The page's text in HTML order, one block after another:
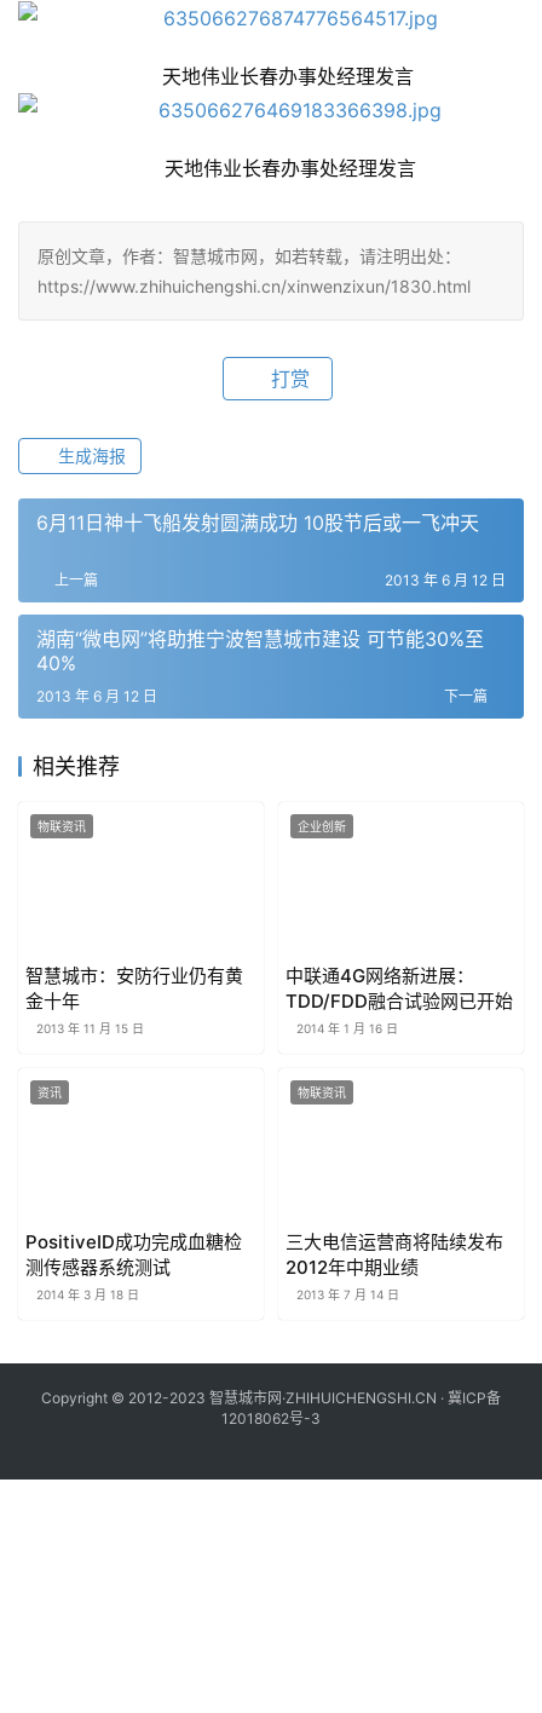
天地伟业长春办事处经理发言
天地伟业长春办事处经理发言
原创文章，作者：智慧城市网，如若转载，请注明出处：
https://www.zhihuichengshi.cn/xinwenzixun/1830.html
打赏
生成海报
6月11日神十飞船发射圆满成功 10股节后或一飞冲天
上一篇 2013 年 6 月 12 日
湖南“微电网”将助推宁波智慧城市建设 可节能30%至
40%
下一篇
2013 年 6 月 12 日
相关推荐
物联资讯
智慧城市：安防行业仍有黄
金十年
2013 年 11 月 15 日
企业创新
中联通4G网络新进展：
TDD/FDD融合试验网已开始
2014 年 1 月 16 日
资讯
PositiveID成功完成血糖检
测传感器系统测试
2014 年 3 月 18 日
物联资讯
三大电信运营商将陆续发布
2012年中期业绩
2013 年 7 月 14 日
Copyright © 2012-2023 智慧城市网·ZHIHUICHENGSHI.CN · 冀ICP备
12018062号-3